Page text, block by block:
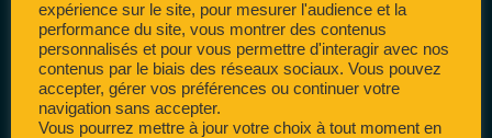
expérience sur le site, pour mesurer l'audience et la
performance du site, vous montrer des contenus
personnalisés et pour vous permettre d'interagir avec nos
contenus par le biais des réseaux sociaux. Vous pouvez
accepter, gérer vos préférences ou continuer votre
navigation sans accepter.
Vous pourrez mettre à jour votre choix à tout moment en